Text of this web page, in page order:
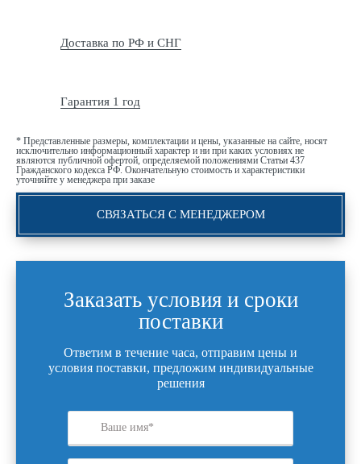
Доставка по РФ и СНГ
Гарантия 1 год
* Представленные размеры, комплектации и цены, указанные на сайте, носят
исключительно информационный характер и ни при каких условиях не
являются публичной офертой, определяемой положениями Статьи 437
Гражданского кодекса РФ. Окончательную стоимость и характеристики
уточняйте у менеджера при заказе
СВЯЗАТЬСЯ С МЕНЕДЖЕРОМ
Заказать условия и сроки
поставки
Ответим в течение часа, отправим цены и
условия поставки, предложим индивидуальные
решения